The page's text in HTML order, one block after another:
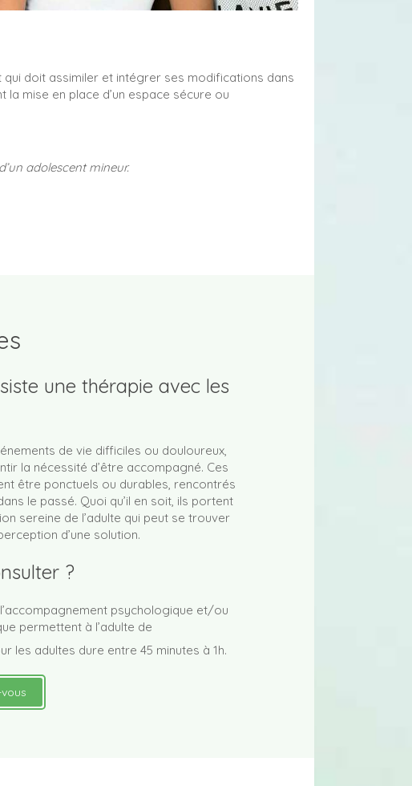
doit assimiler et intégrer ses modifications dans
mise en place d’un espace sécure ou
adolescent mineur.
une thérapie avec les
de vie difficiles ou douloureux,
la nécessité d’être accompagné. Ces
être ponctuels ou durables, rencontrés
le passé. Quoi qu’il en soit, ils portent
sereine de l’adulte qui peut se trouver
d’une solution.
?
psychologique et/ou
permettent à l’adulte de
les adultes dure entre 45 minutes à 1h.